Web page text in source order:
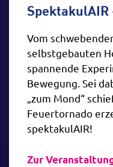
SpektakulAIR
Vom
selbstgebauten
spannende
Bewegung. Sei
„zum Mond“
Feuertornado
spektakulAIR!
Zur